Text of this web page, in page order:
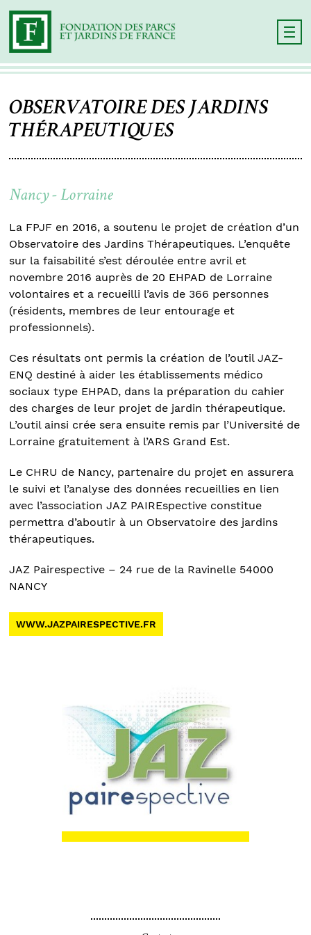
OBSERVATOIRE DES JARDINS
THÉRAPEUTIQUES
Nancy - Lorraine
La FPJF en 2016, a soutenu le projet de création d’un
Observatoire des Jardins Thérapeutiques. L’enquête
sur la faisabilité s’est déroulée entre avril et
novembre 2016 auprès de 20 EHPAD de Lorraine
volontaires et a recueilli l’avis de 366 personnes
(résidents, membres de leur entourage et
professionnels).
Ces résultats ont permis la création de l’outil JAZ-
ENQ destiné à aider les établissements médico
sociaux type EHPAD, dans la préparation du cahier
des charges de leur projet de jardin thérapeutique.
L’outil ainsi crée sera ensuite remis par l’Université de
Lorraine gratuitement à l’ARS Grand Est.
Le CHRU de Nancy, partenaire du projet en assurera
le suivi et l’analyse des données recueillies en lien
avec l’association JAZ PAIREspective constitue
permettra d’aboutir à un Observatoire des jardins
thérapeutiques.
JAZ Pairespective – 24 rue de la Ravinelle 54000
NANCY
WWW.JAZPAIRESPECTIVE.FR